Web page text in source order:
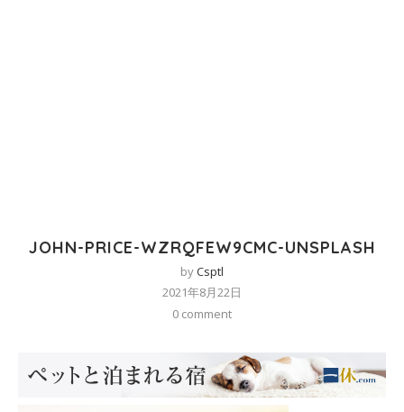
JOHN-PRICE-WZRQFEW9CMC-UNSPLASH
byCsptl
2021年8月22日
0 comment